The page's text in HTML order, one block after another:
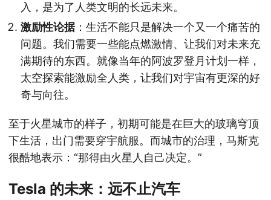
入，是为了人类文明的长远未来。
激励性论据：生活不能只是解决一个又一个痛苦的
问题。我们需要一些能点燃激情、让我们对未来充
满期待的东西。就像当年的阿波罗登月计划一样，
太空探索能激励全人类，让我们对宇宙有更深的好
奇与向往。
至于火星城市的样子，初期可能是在巨大的玻璃穹顶
下生活，出门需要穿宇航服。而城市的治理，马斯克
很酷地表示：“那得由火星人自己决定。”
Tesla 的未来：远不止汽车